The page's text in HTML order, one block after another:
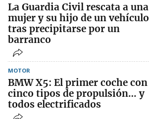
La Guardia Civil rescata a una
mujer y su hijo de un vehículo
tras precipitarse por un
barranco
MOTOR
BMW X5: El primer coche con
cinco tipos de propulsión… y
todos electrificados